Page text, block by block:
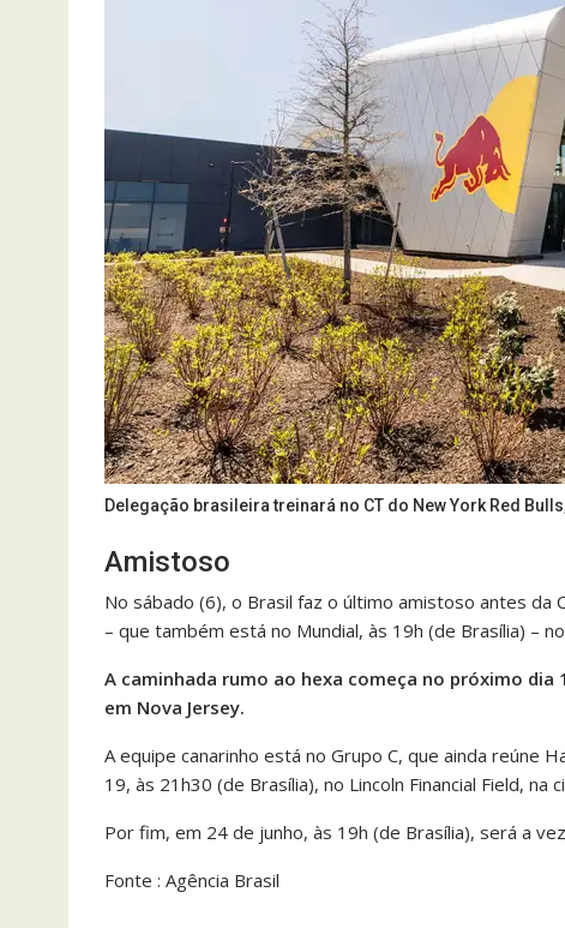
Delegação brasileira treinará no CT do New York Red
Amistoso
No sábado (6), o Brasil faz o último amistoso antes da
– que também está no Mundial, às 19h (de Brasília) –
A caminhada rumo ao hexa começa no próximo
em Nova Jersey.
A equipe canarinho está no Grupo C, que ainda reúne
19, às 21h30 (de Brasília), no Lincoln Financial Field, na
Por fim, em 24 de junho, às 19h (de Brasília), será a
Fonte : Agência Brasil